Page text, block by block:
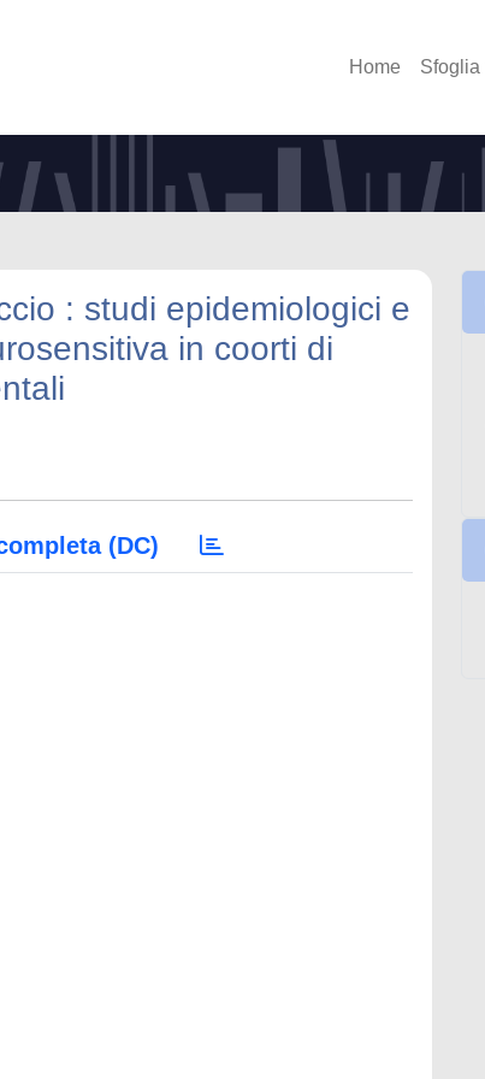
Home Sfoglia
: studi epidemiologici e
in coorti di
(DC)